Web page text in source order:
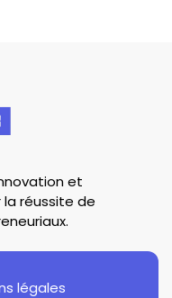
et
réussite de
légales